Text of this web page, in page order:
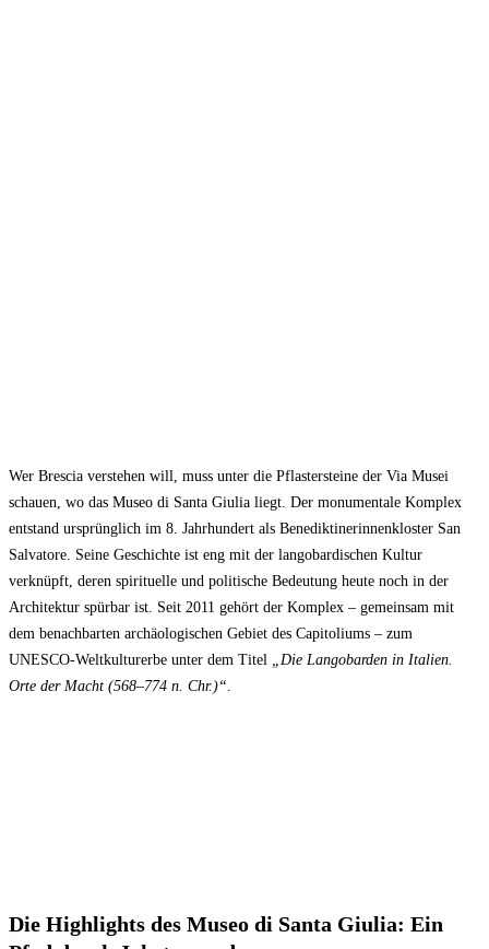
Wer Brescia verstehen will, muss unter die Pflastersteine der Via Musei
schauen, wo das Museo di Santa Giulia liegt. Der monumentale Komplex
entstand ursprünglich im 8. Jahrhundert als Benediktinerinnenkloster San
Salvatore. Seine Geschichte ist eng mit der langobardischen Kultur
verknüpft, deren spirituelle und politische Bedeutung heute noch in der
Architektur spürbar ist. Seit 2011 gehört der Komplex – gemeinsam mit
dem benachbarten archäologischen Gebiet des Capitoliums – zum
UNESCO-Weltkulturerbe unter dem Titel
„Die Langobarden in Italien.
Orte der Macht (568–774 n. Chr.)“
Die Highlights des Museo di Santa Giulia: Ein